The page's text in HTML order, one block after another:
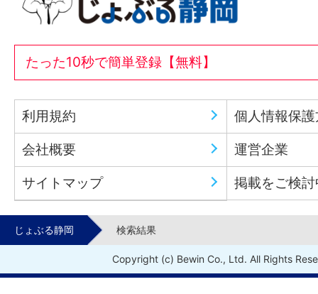
たった10秒で簡単登録【無料】
利用規約 個人情報保
会社概要 運営企業
サイトマップ 掲載をご検
じょぶる静岡 検索結果
Copyright (c) Bewin Co., Ltd. All Rights